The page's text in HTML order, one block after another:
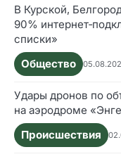
В Курской,
90%
списки»
Общество
Удары дронов по
на аэродроме
Происшествия